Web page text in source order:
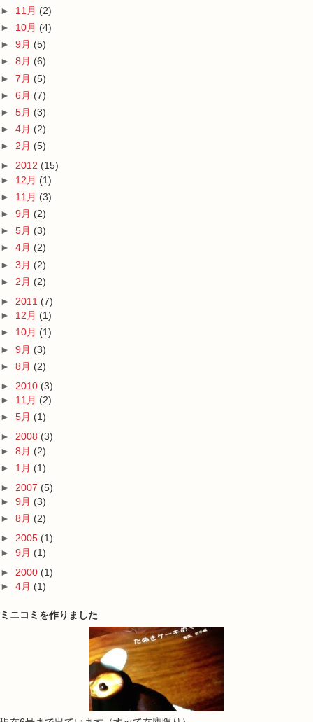
► 11月 (2)
► 10月 (4)
► 9月 (5)
► 8月 (6)
► 7月 (5)
► 6月 (7)
► 5月 (3)
► 4月 (2)
► 2月 (5)
► 2012 (15)
► 12月 (1)
► 11月 (3)
► 9月 (2)
► 5月 (3)
► 4月 (2)
► 3月 (2)
► 2月 (2)
► 2011 (7)
► 12月 (1)
► 10月 (1)
► 9月 (3)
► 8月 (2)
► 2010 (3)
► 11月 (2)
► 5月 (1)
► 2008 (3)
► 8月 (2)
► 1月 (1)
► 2007 (5)
► 9月 (3)
► 8月 (2)
► 2005 (1)
► 9月 (1)
► 2000 (1)
► 4月 (1)
ミニコミを作りました